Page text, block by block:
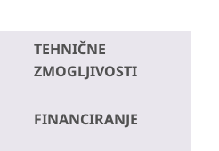
TEHNIČNE
ZMOGLJIVOSTI
FINANCIRANJE